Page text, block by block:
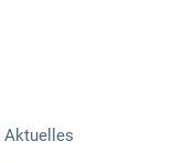
Aktuelles